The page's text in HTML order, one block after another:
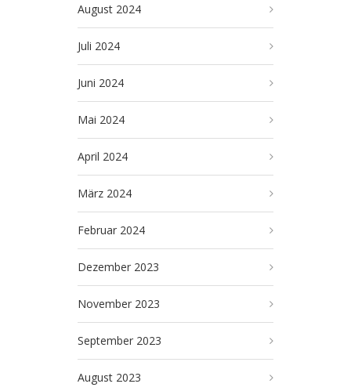
August 2024
Juli 2024
Juni 2024
Mai 2024
April 2024
März 2024
Februar 2024
Dezember 2023
November 2023
September 2023
August 2023